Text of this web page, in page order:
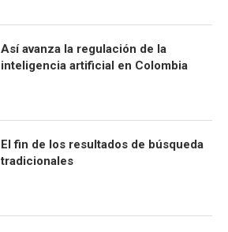
Así avanza la regulación de la
inteligencia artificial en Colombia
El fin de los resultados de búsqueda
tradicionales